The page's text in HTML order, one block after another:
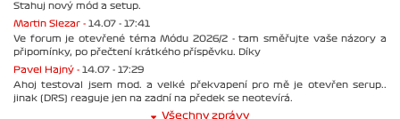
Stahuj nový mód a setup.
Martin Slezar - 14.07 - 17:41
Ve forum je otevřené téma Módu 2026/2 - tam směřujte vaše názory a
připomínky, po přečtení krátkého příspěvku. Díky
Pavel Hajný - 14.07 - 17:29
Ahoj testoval jsem mod. a velké překvapení pro mě je otevřen serup..
jinak (DRS) reaguje jen na zadní na předek se neotevírá.
Všechny zprávy